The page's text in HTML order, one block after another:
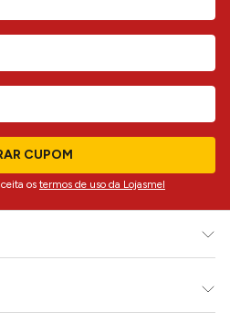
CUPOM
os termos de uso da Lojasmel